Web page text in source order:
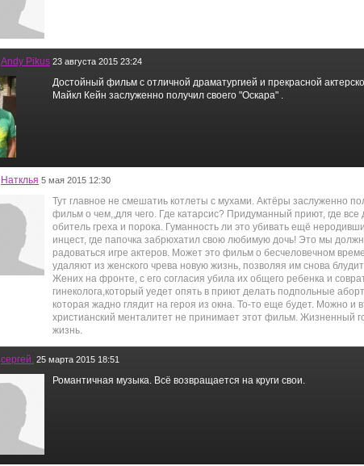
Andy Pikus 23 августа 2015 23:24
Достойный фильм с отличной драматургией и прекрасной
Майкл Кейн заслуженно получил своего "Оскара" .
Натклья 5 мая 2015 12:30
Тут главное не смешатиь котлеты с мухами. Актёры заслуженно
фильм о чем,,для чего. Где катарсис? Придуманный приют, где
обитель греха и порока. Гуманность ли это убивать ещё
инцест, где папочка забрюхатил свою любимую дочь! Это мы
радоваться игре актеров. Может это фильм о бесчеловечном
удаляют из женского чрева новую жизнь, позволяя им снова
Жених на фронте, с его согласия убила их общего ребенка и
гинеколога,который уедет опять в приют делать подпольные
которая жадно глядит на героя из окна. То-то еще будет. Можно и
христианский менталитет не принимает этот фильм. Жизненный
жизнь.
сергей. 25 марта 2015 18:51
Романтичная музыка. Всё возвращается на круги свои.